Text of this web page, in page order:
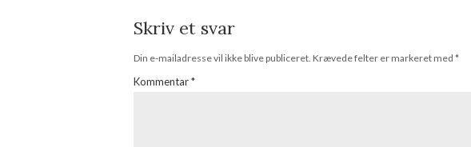
Skriv et svar
Din e-mailadresse vil ikke blive publiceret. Krævede felter er markeret med *
Kommentar*